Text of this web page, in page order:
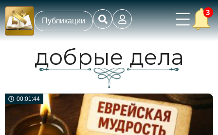
Публикации
3
добрые дела
00:01:44